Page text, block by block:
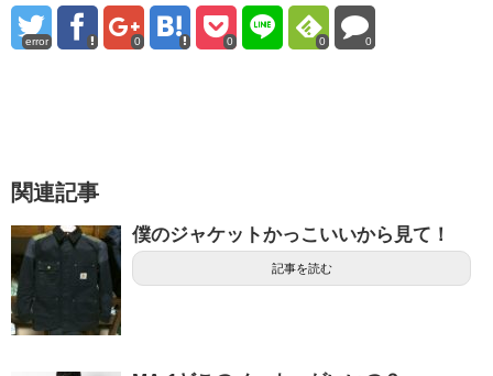
error 0 0 0 0
関連記事
僕のジャケットかっこいいから見て！
記事を読む